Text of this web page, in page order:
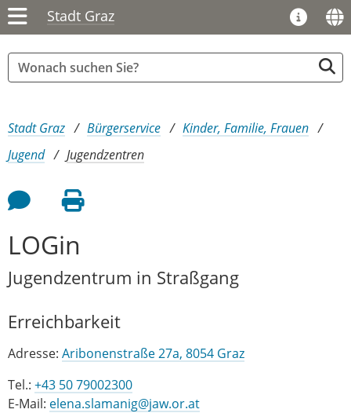
Stadt Graz
Sie sind hier:
Stadt Graz Bürgerservice
Kinder, Familie, Frauen
Jugend
Jugendzentren
Feedback an Autor
Seite drucken
LOGin
Jugendzentrum in Straßgang
Erreichbarkeit
Adresse: Aribonenstraße 27a, 8054 Graz
Tel.: +43 50 79002300
E-Mail: elena.slamanig@jaw.or.at